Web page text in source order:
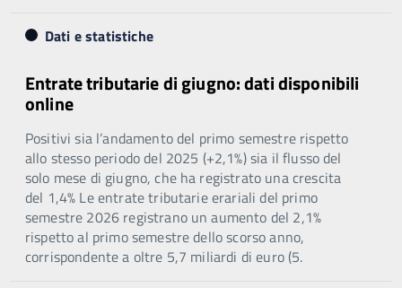
Dati e statistiche
Entrate tributarie di giugno: dati disponibili
online
Positivi sia l’andamento del primo semestre rispetto
allo stesso periodo del 2025 (+2,1%) sia il flusso del
solo mese di giugno, che ha registrato una crescita
del 1,4% Le entrate tributarie erariali del primo
semestre 2026 registrano un aumento del 2,1%
rispetto al primo semestre dello scorso anno,
corrispondente a oltre 5,7 miliardi di euro (5.